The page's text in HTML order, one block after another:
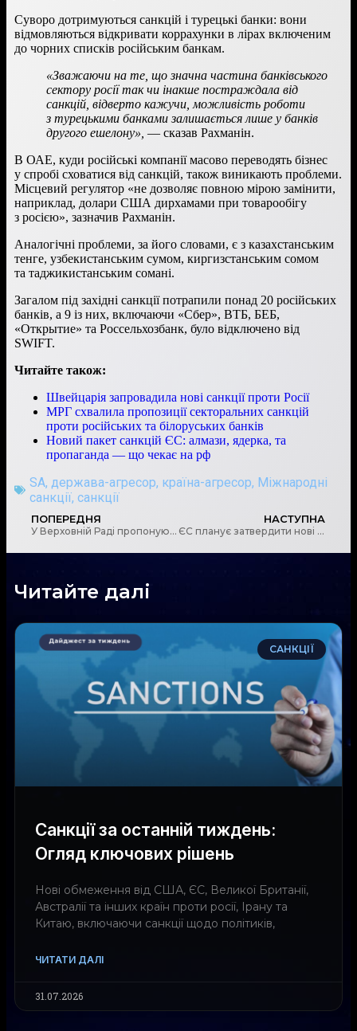
Суворо дотримуються санкцій і турецькі банки: вони
відмовляються відкривати коррахунки в лірах включеним
до чорних списків російським банкам.
«Зважаючи на те, що значна частина банківського
сектору росії так чи інакше постраждала від
санкцій, відверто кажучи, можливість роботи
з турецькими банками залишається лише у банків
другого ешелону», — сказав Рахманін.
В ОАЕ, куди російські компанії масово переводять бізнес
у спробі сховатися від санкцій, також виникають проблеми.
Місцевий регулятор «не дозволяє повною мірою замінити,
наприклад, долари США дирхамами при товарообігу
з росією», зазначив Рахманін.
Аналогічні проблеми, за його словами, є з казахстанським
тенге, узбекистанським сумом, киргизстанським сомом
та таджикистанським сомані.
Загалом під західні санкції потрапили понад 20 російських
банків, а 9 із них, включаючи «Сбер», ВТБ, БЕБ,
«Открытие» та Россельхозбанк, було відключено від
SWIFT.
Читайте також:
Швейцарія запровадила нові санкції проти Росії
МРГ схвалила пропозиції секторальних санкцій
проти російських та білоруських банків
Новий пакет санкцій ЄС: алмази, ядерка, та
пропаганда — що чекає на рф
SA, держава-агресор, країна-агресор, Міжнародні
санкції, санкції
ПОПЕРЕДНЯ
У Верховній Раді пропонують створити Державний реєстр санкцій: законопроєкт
НАСТУПНА
ЄС планує затвердити нові санкції проти РФ до 24 лютого
Читайте далі
САНКЦІЇ
Санкції за останній тиждень:
Огляд ключових рішень
Нові обмеження від США, ЄС, Великої Британії,
Австралії та інших країн проти росії, Ірану та
Китаю, включаючи санкції щодо політиків,
ЧИТАТИ ДАЛІ
31.07.2026